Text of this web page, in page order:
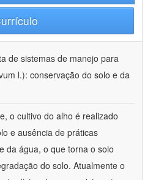
de sistemas de manejo para
l.): conservação do solo e da
o cultivo do alho é realizado
e ausência de práticas
da água, o que torna o solo
do solo. Atualmente o